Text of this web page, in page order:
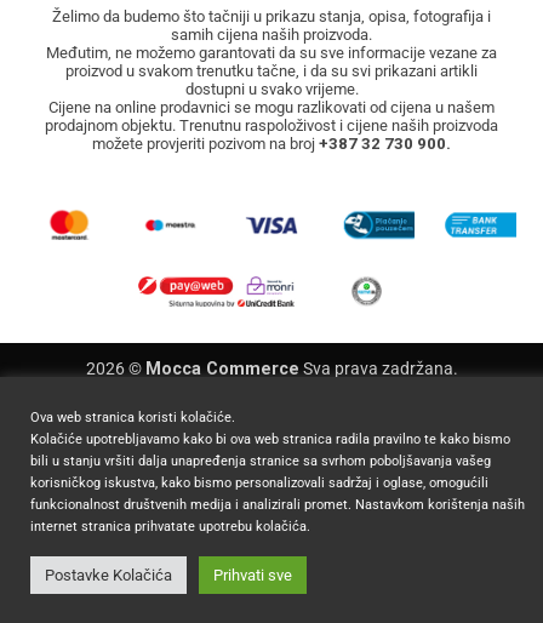
Želimo da budemo što tačniji u prikazu stanja, opisa, fotografija i
samih cijena naših proizvoda.
Međutim, ne možemo garantovati da su sve informacije vezane za
proizvod u svakom trenutku tačne, i da su svi prikazani artikli
dostupni u svako vrijeme.
Cijene na online prodavnici se mogu razlikovati od cijena u našem
prodajnom objektu. Trenutnu raspoloživost i cijene naših proizvoda
možete provjeriti pozivom na broj +387 32 730 900.
2026 © Mocca Commerce Sva prava zadržana.
Ova web stranica koristi kolačiće.
Kolačiće upotrebljavamo kako bi ova web stranica radila pravilno te kako bismo
bili u stanju vršiti dalja unapređenja stranice sa svrhom poboljšavanja vašeg
korisničkog iskustva, kako bismo personalizovali sadržaj i oglase, omogućili
funkcionalnost društvenih medija i analizirali promet. Nastavkom korištenja naših
internet stranica prihvatate upotrebu kolačića.
Postavke Kolačića Prihvati sve